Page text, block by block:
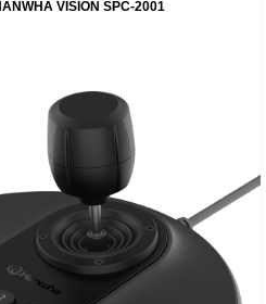
VISION SPC-2001